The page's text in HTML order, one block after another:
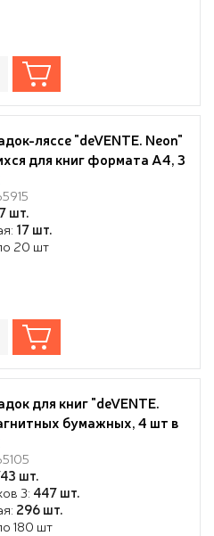
ляссе "deVENTE. Neon"
для книг формата A4, 3
12x400 мм,
плотная лента, в
шт.
17 шт.
20 шт
для книг "deVENTE.
бумажных, 4 шт в
размеры
виде 25x56,6мм
шт.
3: 447 шт.
296 шт.
180 шт